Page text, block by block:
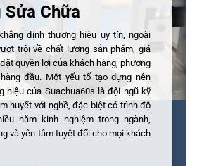
Sửa Chữa
định thương hiệu uy tín, ngoài
trội về chất lượng sản phẩm, giá
quyền lợi của khách hàng, phương
đầu. Một yếu tố tạo dựng nên
hiệu của Suachua60s là đội ngũ kỹ
huyết với nghề, đặc biệt có trình độ
năm kinh nghiệm trong ngành,
và yên tâm tuyệt đối cho mọi khách